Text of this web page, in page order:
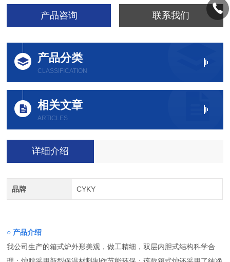
产品咨询 联系我们
产品分类
CLASSIFICATION
相关文章
ARTICLES
详细介绍
品牌 CYKY
○ 产品介绍
我公司生产的箱式炉外形美观，做工精细，双层内胆式结构科学合